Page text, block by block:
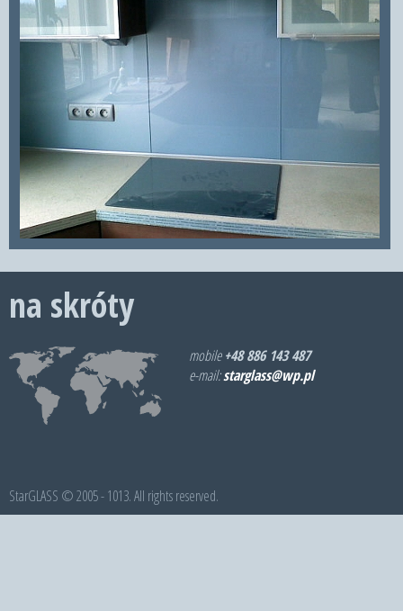
na skróty
mobile+48 886 143 487
e-mail:starglass@wp.pl
StarGLASS © 2005 - 1013. All rights reserved.